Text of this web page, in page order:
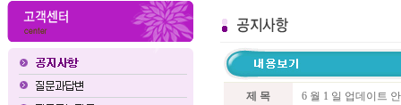
제 목 6 월 1 일 업데이트